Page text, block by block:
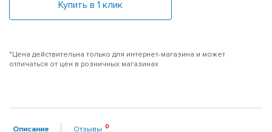
Купить в 1 клик
*Цена действительна только для интернет-магазина и может
отличаться от цен в розничных магазинах
Описание Отзывы